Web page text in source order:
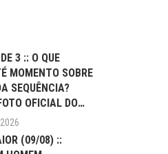
3 :: O QUE
MOMENTO SOBRE
SEQUÊNCIA?
OFICIAL DO
(09/08) ::